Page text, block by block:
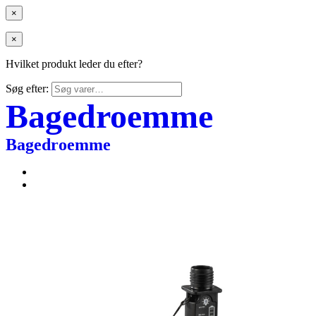
×
×
Hvilket produkt leder du efter?
Søg efter:
Bagedroemme
Bagedroemme